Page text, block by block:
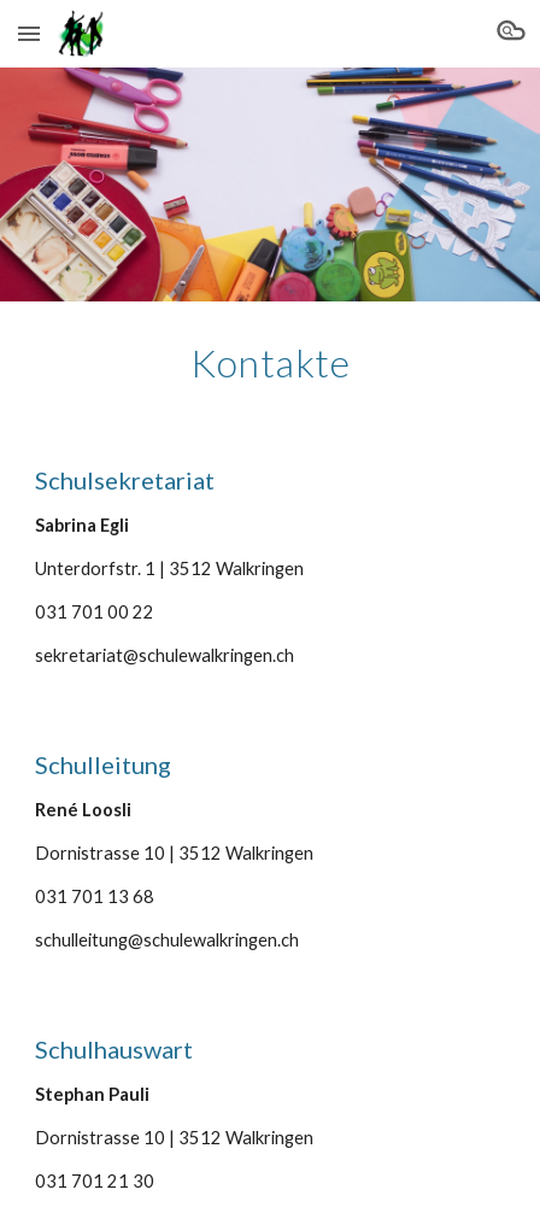
Skip to main content Skip to navigation
Kontakte
Schulsekretariat
Sabrina Egli
Unterdorfstr. 1 | 3512 Walkringen
031 701 00 22
sekretariat@schulewalkringen.ch
Schulleitung
René Loosli
Dornistrasse 10 | 3512 Walkringen
031 701 13 68
schulleitung@schulewalkringen.ch
Schulhauswart
Stephan Pauli
Dornistrasse 10 | 3512 Walkringen
031 701 21 30